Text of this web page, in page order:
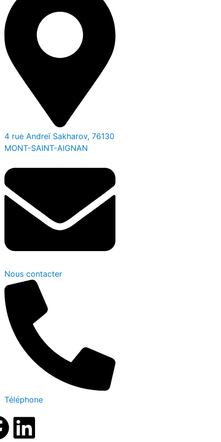
4 rue Andreï Sakharov, 76130
MONT-SAINT-AIGNAN
Nous contacter
Téléphone